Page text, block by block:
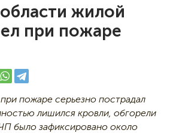
жилой
при пожаре
пожаре серьезно пострадал
лишился кровли, обгорели
было зафиксировано около